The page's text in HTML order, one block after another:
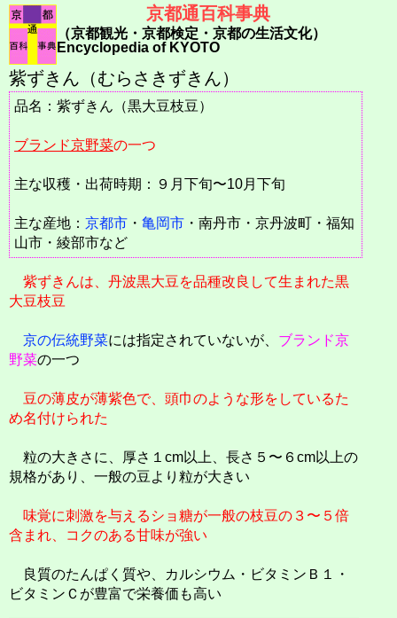
京都通百科事典
（京都観光・京都検定・京都の生活文化）
Encyclopedia of KYOTO
紫ずきん（むらさきずきん）
品名：紫ずきん（黒大豆枝豆）
ブランド京野菜の一つ
主な収穫・出荷時期：９月下旬〜10月下旬
主な産地： 京都市 ・ 亀岡市 ・南丹市・京丹波町・福知
山市・綾部市など
紫ずきんは、丹波黒大豆を品種改良して生まれた黒
大豆枝豆
京の伝統野菜には指定されていないが、 ブランド京
野菜の一つ
豆の薄皮が薄紫色で、頭巾のような形をしているた
め名付けられた
粒の大きさに、厚さ１cm以上、長さ５〜６cm以上の
規格があり、一般の豆より粒が大きい
味覚に刺激を与えるショ糖が一般の枝豆の３〜５倍
含まれ、コクのある甘味が強い
良質のたんぱく質や、カルシウム・ビタミンＢ１・
ビタミンＣが豊富で栄養価も高い